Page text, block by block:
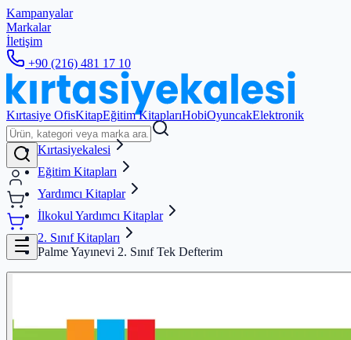
Kampanyalar
Markalar
İletişim
+90 (216) 481 17 10
Kırtasiye OfisKitapEğitim KitaplarıHobiOyuncakElektronik
Kırtasiyekalesi
Eğitim Kitapları
Yardımcı Kitaplar
İlkokul Yardımcı Kitaplar
2. Sınıf Kitapları
Palme Yayınevi 2. Sınıf Tek Defterim